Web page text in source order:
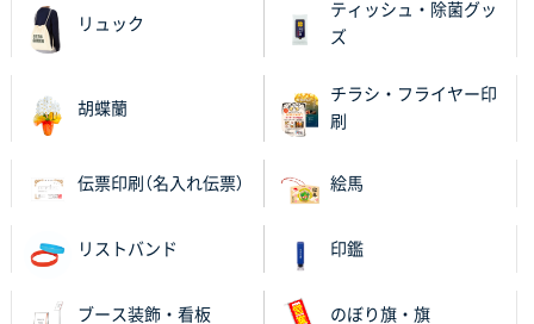
【ポリ袋】特別ご注文ページ
3000枚
昨年利用した時に、納期と金額面でかなり業者さんを
比較して決めさせていただきました。 昨年注文分も、
納期がギリギリだったにも関わらず、丁寧に対応して
対応を頂いており助かっております。
和歌山県S社様
2025年11月05日 11:13
リュック
ティッシュ・除菌グッ
ズ
胡蝶蘭
チラシ・フライヤー印
刷
伝票印刷（名入れ伝票） 絵馬
リストバンド 印鑑
ブース装飾・看板 のぼり旗・旗